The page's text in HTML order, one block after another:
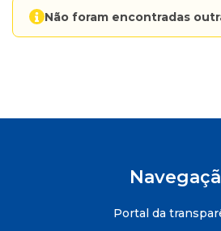
Não foram encontradas
Portal da